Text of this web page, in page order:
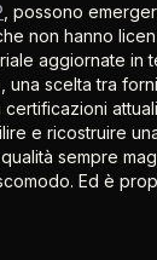
, possono
non hanno
aggiornate in
scelta tra
e ricostruire
sempre
Ed è